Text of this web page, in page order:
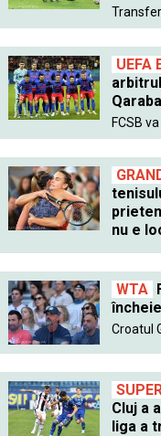
UEFA
FCSB
nu e
WTA
Croatul
Cluj a
liga a